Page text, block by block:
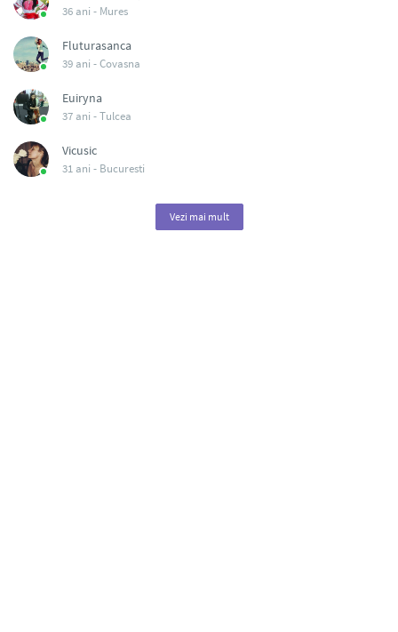
36 ani - Mures
Fluturasanca
39 ani -Covasna
Euiryna
37 ani -Tulcea
Vicusic
31 ani - Bucuresti
Vezi mai mult